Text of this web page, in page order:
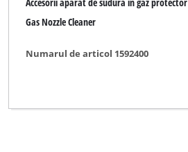
Gas Nozzle Cleaner
Numarul de articol 1592400